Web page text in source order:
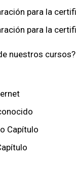
para la
para la
nuestros cursos?
Capítulo